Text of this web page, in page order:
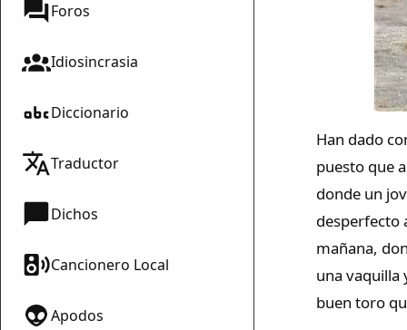
Foros
Idiosincrasia
Diccionario
Traductor
Dichos
Cancionero Local
Apodos
Han dado
puesto que
donde un
desperfecto
mañana,
una vaquilla
buen toro